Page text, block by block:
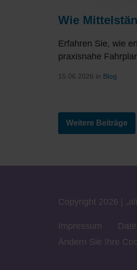
Wie
Erfahren Sie, wie
praxisnahe
15.06.2026 in Blog
Weitere Beiträge
Copyright 2026 | „a
Impressum
Ändern Sie Ihre